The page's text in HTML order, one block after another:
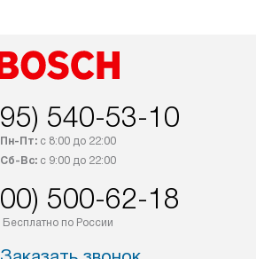
540-53-10
Пн-Пт:с 8:00 до 22:00
Сб-Вс:с 9:00 до 22:00
500-62-18
Бесплатно по России